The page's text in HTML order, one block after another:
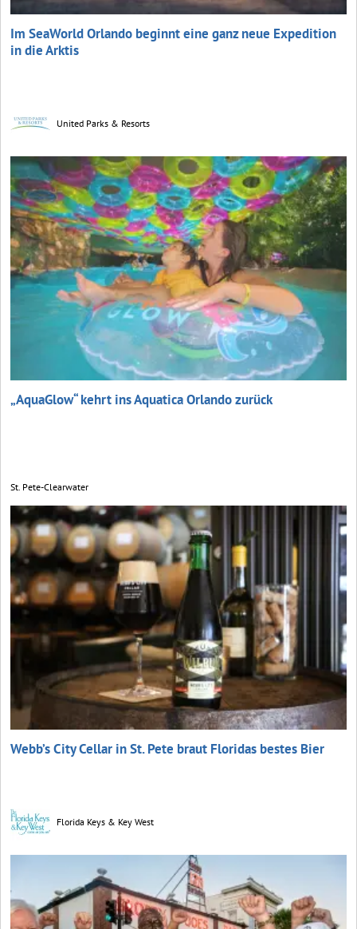
Im SeaWorld Orlando beginnt eine ganz neue Expedition
in die Arktis
United Parks & Resorts
„AquaGlow“ kehrt ins Aquatica Orlando zurück
St. Pete-Clearwater
Webb’s City Cellar in St. Pete braut Floridas bestes Bier
Florida Keys & Key West